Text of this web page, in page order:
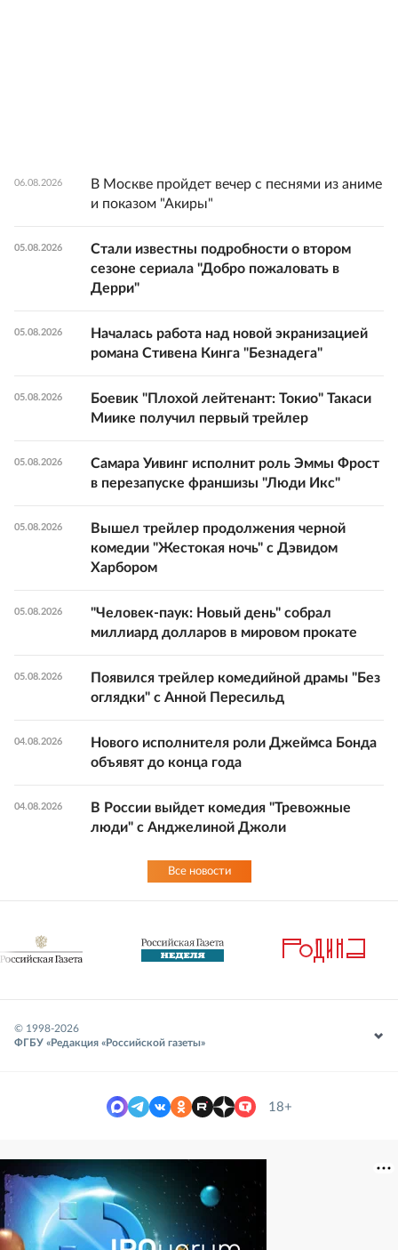
06.08.2026
В Москве пройдет вечер с песнями из аниме
и показом "Акиры"
05.08.2026
Стали известны подробности о втором
сезоне сериала "Добро пожаловать в
Дерри"
05.08.2026
Началась работа над новой экранизацией
романа Стивена Кинга "Безнадега"
05.08.2026
Боевик "Плохой лейтенант: Токио" Такаси
Миике получил первый трейлер
05.08.2026
Самара Уивинг исполнит роль Эммы Фрост
в перезапуске франшизы "Люди Икс"
05.08.2026
Вышел трейлер продолжения черной
комедии "Жестокая ночь" с Дэвидом
Харбором
05.08.2026
"Человек-паук: Новый день" собрал
миллиард долларов в мировом прокате
05.08.2026
Появился трейлер комедийной драмы "Без
оглядки" с Анной Пересильд
04.08.2026
Нового исполнителя роли Джеймса Бонда
объявят до конца года
04.08.2026
В России выйдет комедия "Тревожные
люди" с Анджелиной Джоли
Все новости
© 1998-2026
ФГБУ «Редакция «Российской газеты»
18+